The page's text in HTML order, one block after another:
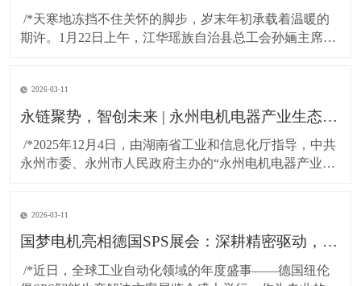
期许。1月22日上午，江华瑶族自治县总工会孙婳主席、
挂，专程到访湖南国梦科技开展慰问活动，为百余名坚
守岗位的困难职工送上精心准备的粮油物资，以
2026-03-11
永链聚势，智创未来 | 永州电机电器产业生态对接会在湖南国梦园区隆重召开！
永州市委、永州市人民政府主办的“永州电机电器产业生
图”为主题，汇聚了政府领导、行业专家与产业链伙伴，
共商发展大计，共谋协同未来。*
2026-03-11
国梦电机亮相德国SPS展会：深耕精密驱动，连接全球智造！